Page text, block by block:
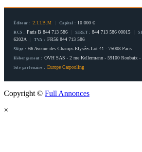
Éditeur : 2.I.I.B.M Capital : 10 000 €
RCS : Paris B 844 713 586 SIRET : 844 713 586 00015
6202A TVA : FR56 844 713 586
Siège : 66 Avenue des Champs Elysées Lot 41 - 75008 Paris
Hébergement : OVH SAS - 2 rue Kellermann - 59100 Roubaix -
Site partenaire : Europe Carpooling
Copyright © Full Annonces
×